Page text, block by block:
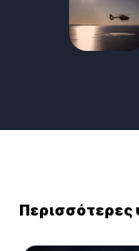
Περισσότερες